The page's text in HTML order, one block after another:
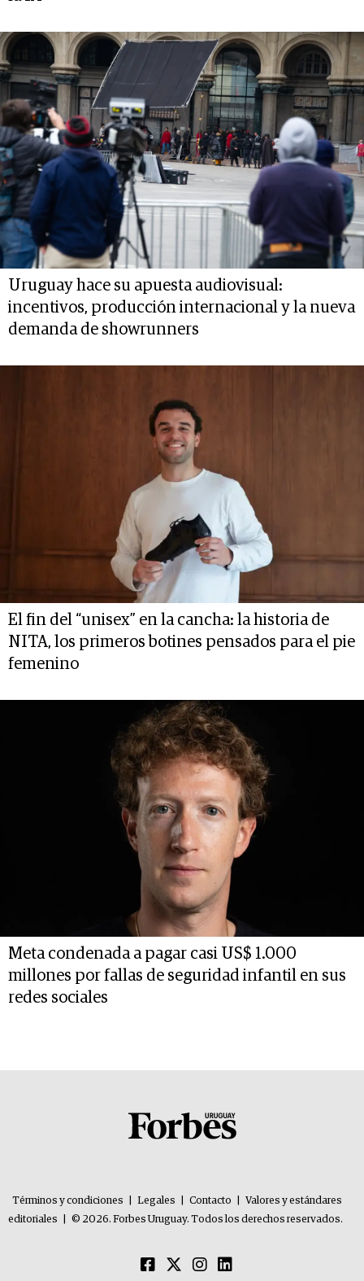
Uruguay hace su apuesta audiovisual:
incentivos, producción internacional y la nueva
demanda de showrunners
El fin del “unisex” en la cancha: la historia de
NITA, los primeros botines pensados para el pie
femenino
Meta condenada a pagar casi US$ 1.000
millones por fallas de seguridad infantil en sus
redes sociales
Términos y condiciones Legales Contacto
Valores y estándares
editoriales
© 2026. Forbes Uruguay. Todos los derechos reservados.